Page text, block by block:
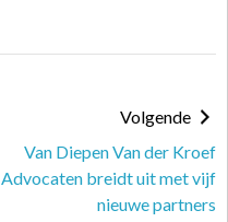
Volgende
Van Diepen Van der Kroef
Advocaten breidt uit met vijf
nieuwe partners